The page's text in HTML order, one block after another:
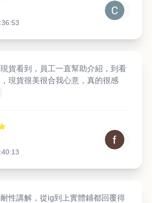
貨看到，員工一直幫助介紹，到看
現貨很美很合我心意，真的很感
性講解，從ig到上實體鋪都回覆得